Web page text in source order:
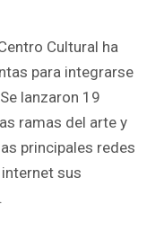
Cultural ha
para integrarse
lanzaron 19
ramas del arte y
principales redes
sus